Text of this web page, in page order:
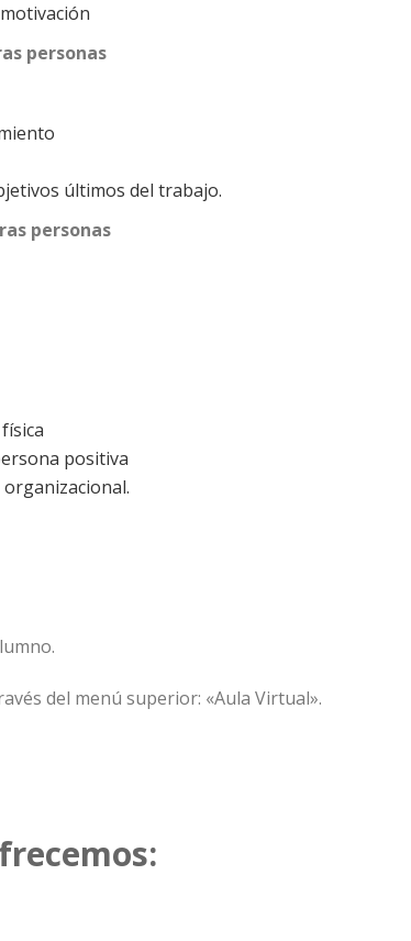
personas
últimos del trabajo.
personas
positiva
del menú superior: «Aula Virtual».